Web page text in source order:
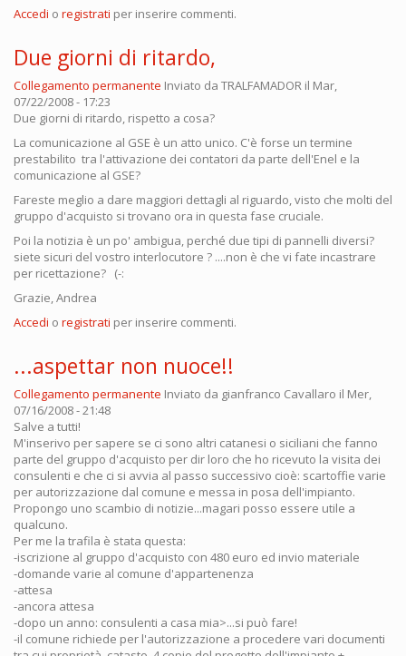
Accedi o registrati per inserire commenti.
Due giorni di ritardo,
Collegamento permanente Inviato da TRALFAMADOR il Mar,
07/22/2008 - 17:23
Due giorni di ritardo, rispetto a cosa?
La comunicazione al GSE è un atto unico. C'è forse un termine
prestabilito tra l'attivazione dei contatori da parte dell'Enel e la
comunicazione al GSE?
Fareste meglio a dare maggiori dettagli al riguardo, visto che molti del
gruppo d'acquisto si trovano ora in questa fase cruciale.
Poi la notizia è un po' ambigua, perché due tipi di pannelli diversi?
siete sicuri del vostro interlocutore ? ....non è che vi fate incastrare
per ricettazione? (-:
Grazie, Andrea
Accedi o registrati per inserire commenti.
...aspettar non nuoce!!
Collegamento permanente Inviato da gianfranco Cavallaro il Mer,
07/16/2008 - 21:48
Salve a tutti!
M'inserivo per sapere se ci sono altri catanesi o siciliani che fanno
parte del gruppo d'acquisto per dir loro che ho ricevuto la visita dei
consulenti e che ci si avvia al passo successivo cioè: scartoffie varie
per autorizzazione dal comune e messa in posa dell'impianto.
Propongo uno scambio di notizie...magari posso essere utile a
qualcuno.
Per me la trafila è stata questa:
-iscrizione al gruppo d'acquisto con 480 euro ed invio materiale
-domande varie al comune d'appartenenza
-attesa
-ancora attesa
-dopo un anno: consulenti a casa mia>...si può fare!
-il comune richiede per l'autorizzazione a procedere vari documenti